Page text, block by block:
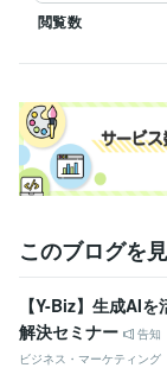
い。
丁寧なコミュニケ
指しております。
経験職種
生産・品質管理 /
ライフスタイル・
資格・検定
キャリアコンサルタ
閲覧数
このブログを
【Y-Biz】生成AI
解決セミナー
告知
ビジネス・マーケティング